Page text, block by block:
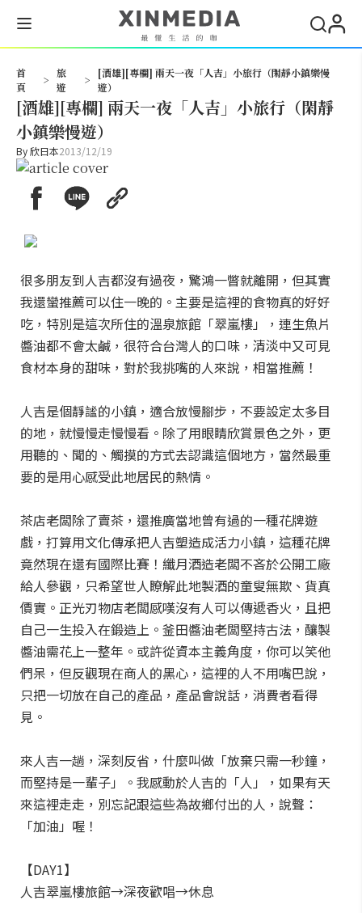
首
頁
>
旅
遊
>
[酒雄][專欄] 兩天一夜「人吉」小旅行（閑靜小鎮樂慢
遊）
[酒雄][專欄] 兩天一夜「人吉」小旅行（閑靜
小鎮樂慢遊）
By欣日本2013/12/19
很多朋友到人吉都沒有過夜，驚鴻一瞥就離開，但其實
我還蠻推薦可以住一晚的。主要是這裡的食物真的好好
吃，特別是這次所住的溫泉旅館「翠嵐樓」，連生魚片
醬油都不會太鹹，很符合台灣人的口味，清淡中又可見
食材本身的甜味，對於我挑嘴的人來說，相當推薦！
人吉是個靜謐的小鎮，適合放慢腳步，不要設定太多目
的地，就慢慢走慢慢看。除了用眼睛欣賞景色之外，更
用聽的、聞的、觸摸的方式去認識這個地方，當然最重
要的是用心感受此地居民的熱情。
茶店老闆除了賣茶，還推廣當地曾有過的一種花牌遊
戲，打算用文化傳承把人吉塑造成活力小鎮，這種花牌
竟然現在還有國際比賽！纖月酒造老闆不吝於公開工廠
給人參觀，只希望世人瞭解此地製酒的童叟無欺、貨真
價實。正光刃物店老闆感嘆沒有人可以傳遞香火，且把
自己一生投入在鍛造上。釜田醬油老闆堅持古法，釀製
醬油需花上一整年。或許從資本主義角度，你可以笑他
們呆，但反觀現在商人的黑心，這裡的人不用嘴巴說，
只把一切放在自己的產品，產品會說話，消費者看得
見。
來人吉一趟，深刻反省，什麼叫做「放棄只需一秒鐘，
而堅持是一輩子」。我感動於人吉的「人」，如果有天
來這裡走走，別忘記跟這些為故鄉付出的人，說聲：
「加油」喔！
【DAY1】
人吉翠嵐樓旅館→深夜歡唱→休息